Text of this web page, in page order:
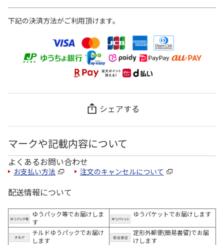
下記の決済方法がご利用頂けます。
シェアする
マークや記載内容について
よくあるお問い合わせ
お支払い方法 注文のキャンセルについて
配送情報について
ゆうパック等でお届けしま
す
ゆうパケットでお届けします
チルドゆうパックでお届け
します
定形外郵便(簡易書留)でお届
けします